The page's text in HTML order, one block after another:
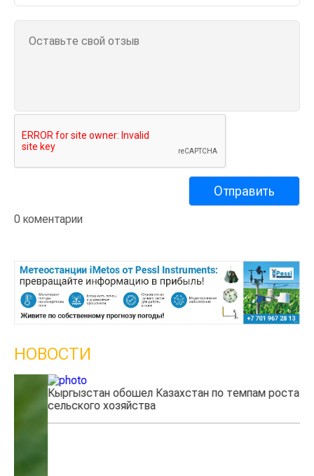
0 коментарии
НОВОСТИ
Кыргызстан обошел Казахстан по темпам роста
сельского хозяйства